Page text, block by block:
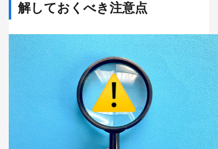
解しておくべき注意点